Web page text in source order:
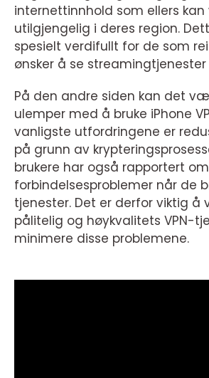
internettinnhold som ellers
utilgjengelig i deres region.
spesielt verdifullt for de som
ønsker å se
På den andre siden kan det
ulemper med å bruke iPhone
vanligste utfordringene er
på grunn av
brukere har også rapportert
forbindelsesproblemer når de
tjenester. Det er derfor viktig å
pålitelig og høykvalitets VPN-
minimere disse problemene.